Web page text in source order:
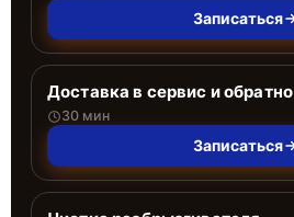
Записаться
Доставка в сервис и обратно
30 мин
Записаться